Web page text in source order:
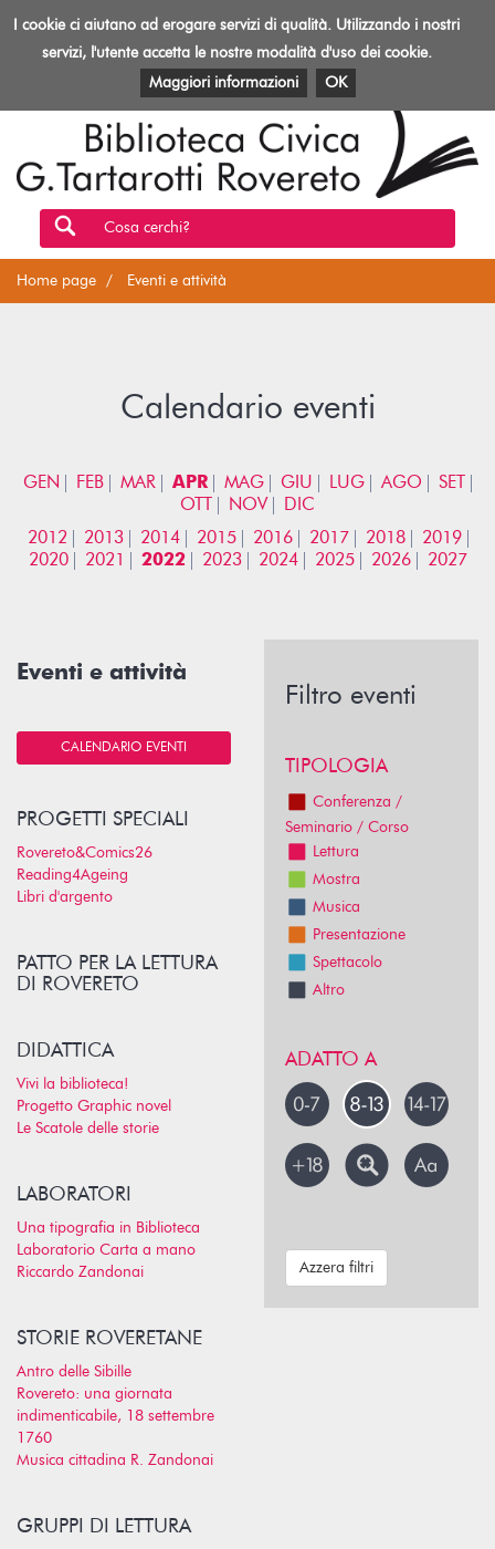
Toggle
Biblioteca
Rovereto
EVENTI E ATTIVITÀ PATRIMONIO E RISORSE
Cosa cerchi?
Home page Eventi e attività
Calendario eventi
GEN FEB MAR APR MAG GIU LUG AGO
SET
OTT
NOV
DIC
2012
2013 2014 2015 2016 2017 2018
2019
2020
2021 2022 2023 2024 2025 2026 2027
Eventi e attività
CALENDARIO EVENTI
PROGETTI SPECIALI
Rovereto&Comics26
Reading4Ageing
Libri d'argento
PATTO PER LA LETTURA
DI ROVERETO
DIDATTICA
Vivi la biblioteca!
Progetto Graphic novel
Le Scatole delle storie
LABORATORI
Una tipografia in Biblioteca
Laboratorio Carta a mano
Riccardo Zandonai
STORIE ROVERETANE
Antro delle Sibille
Rovereto: una giornata
indimenticabile, 18 settembre
1760
Musica cittadina R. Zandonai
GRUPPI DI LETTURA
Filtro eventi
TIPOLOGIA
Conferenza /
Seminario / Corso
Lettura
Mostra
Musica
Presentazione
Spettacolo
Altro
ADATTO A
Azzera filtri
I cookie ci aiutano ad erogare servizi di qualità. Utilizzando i nostri
servizi, l'utente accetta le nostre modalità d'uso dei cookie.
Maggiori informazioni
OK